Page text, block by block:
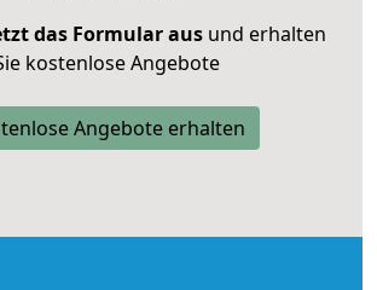
das Formular ausund erhalten
kostenlose Angebote
Angebote erhalten